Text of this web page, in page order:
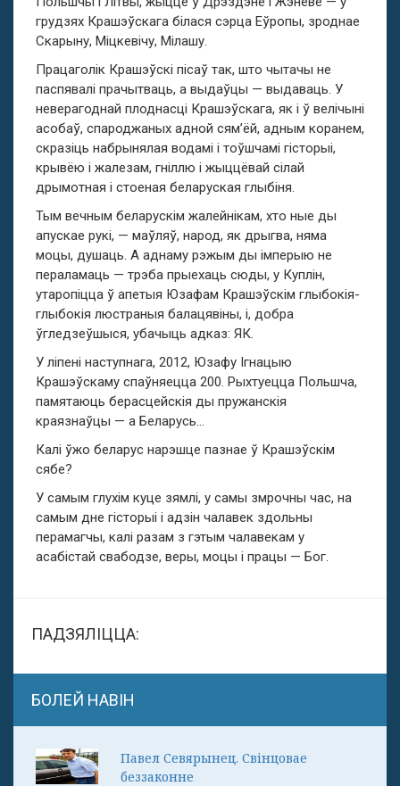
грудзях Крашэўскага білася сэрца Еўропы, зроднае
Скарыну, Міцкевічу, Мілашу.
Працаголік Крашэўскі пісаў так, што чытачы не
паспявалі прачытваць, а выдаўцы — выдаваць. У
неверагоднай плоднасці Крашэўскага, як і ў велічыні
асобаў, спароджаных адной сям’ёй, адным коранем,
скразіць набрынялая водамі і тоўшчамі гісторыі,
крывёю і жалезам, гніллю і жыццёвай сілай
дрымотная і стоеная беларуская глыбіня.
Тым вечным беларускім жалейнікам, хто ные ды
апускае рукі, — маўляў, народ, як дрыгва, няма
моцы, душаць. А аднаму рэжым ды імперыю не
пераламаць — трэба прыехаць сюды, у Куплін,
утаропіцца ў апетыя Юзафам Крашэўскім глыбокія-
глыбокія люстраныя балацявіны, і, добра
ўгледзеўшыся, убачыць адказ: ЯК.
У ліпені наступнага, 2012, Юзафу Ігнацыю
Крашэўскаму спаўняецца 200. Рыхтуецца Польшча,
памятаюць берасцейскія ды пружанскія
краязнаўцы — а Беларусь…
Калі ўжо беларус нарэшце пазнае ў Крашэўскім
сябе?
У самым глухім куце зямлі, у самы змрочны час, на
самым дне гісторыі і адзін чалавек здольны
перамагчы, калі разам з гэтым чалавекам у
асабістай свабодзе, веры, моцы і працы — Бог.
ПАДЗЯЛІЦЦА:
БОЛЕЙ НАВІН
Павел Севярынец. Свінцовае
беззаконне